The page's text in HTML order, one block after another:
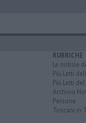
RUBRICHE
Le notizie
Più Letti
Più Letti
Archivio
Persone
Toscani in